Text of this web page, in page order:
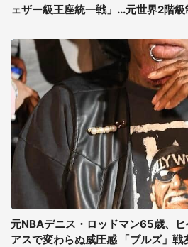
ェザー級王座統一戦」...元世界2階
元NBAデニス・ロッドマン65歳、
アスで変わらぬ威圧感 「ブルズ」戦